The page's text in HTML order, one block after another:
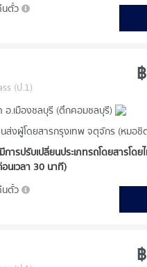
ตั๋ว
(ป.1)
อ.เมืองชลบุรี (ตึกคอมชลบุรี)
ส่งผู้โดยสารกรุงเทพ จตุจักร (หมอชิ
รปรับเปลี่ยนประเภทรถโดยสารโดย
นเวลา 30 นาที)
ตั๋ว